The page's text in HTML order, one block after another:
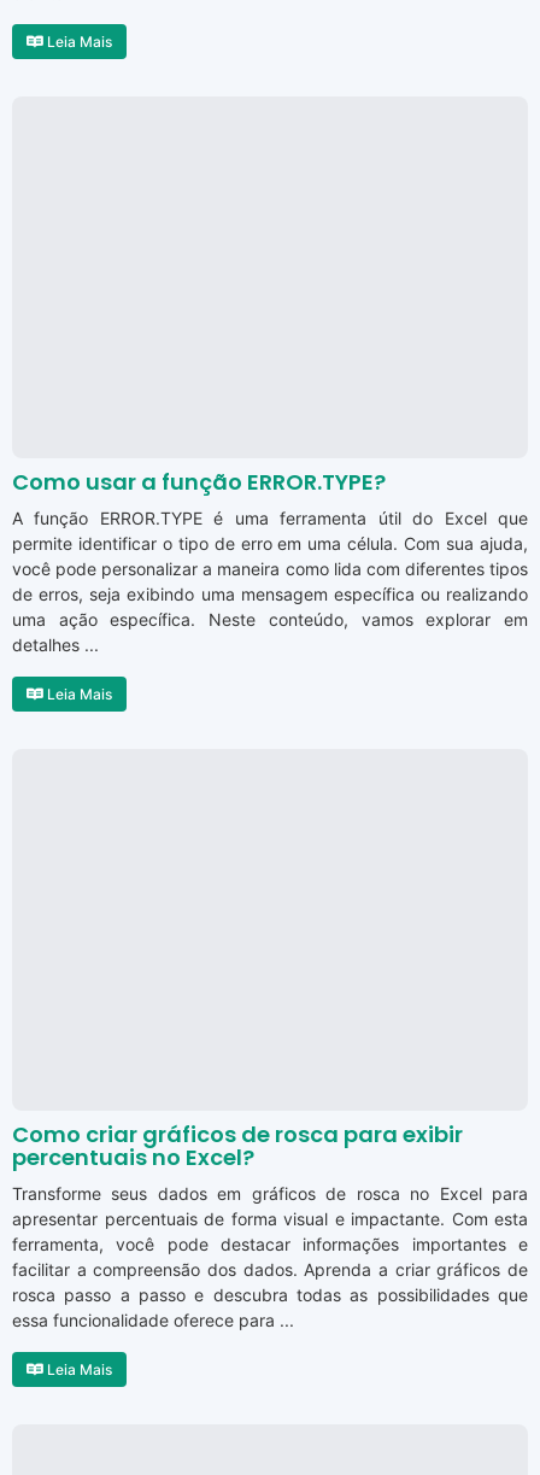
Leia Mais
Como usar a função ERROR.TYPE?
A função ERROR.TYPE é uma ferramenta útil do Excel que
permite identificar o tipo de erro em uma célula. Com sua ajuda,
você pode personalizar a maneira como lida com diferentes tipos
de erros, seja exibindo uma mensagem específica ou realizando
uma ação específica. Neste conteúdo, vamos explorar em
detalhes ...
Leia Mais
Como criar gráficos de rosca para exibir
percentuais no Excel?
Transforme seus dados em gráficos de rosca no Excel para
apresentar percentuais de forma visual e impactante. Com esta
ferramenta, você pode destacar informações importantes e
facilitar a compreensão dos dados. Aprenda a criar gráficos de
rosca passo a passo e descubra todas as possibilidades que
essa funcionalidade oferece para ...
Leia Mais